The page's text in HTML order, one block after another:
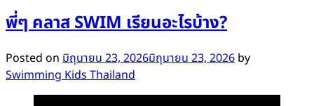
พี่ๆ คลาส SWIM เรียนอะไรบ้าง?
Posted on มิถุนายน 23, 2026มิถุนายน 23, 2026 by
Swimming Kids Thailand